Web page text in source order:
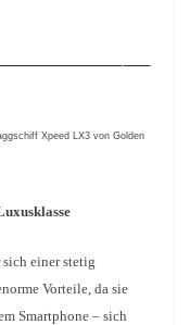
Xpeed LX3 von Golden
einer stetig
Vorteile, da sie
Smartphone – sich